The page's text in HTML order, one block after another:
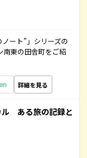
ート”」シリーズの
南東の田舎町をご紹
詳細を見る
ル ある旅の記録と